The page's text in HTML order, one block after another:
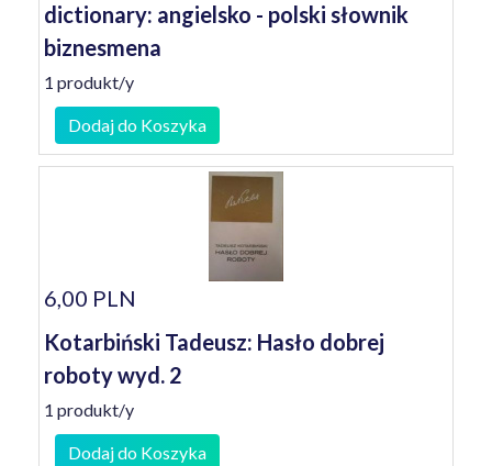
dictionary: angielsko - polski słownik
biznesmena
1 produkt/y
Dodaj do Koszyka
6,00 PLN
Kotarbiński Tadeusz: Hasło dobrej
roboty wyd. 2
1 produkt/y
Dodaj do Koszyka